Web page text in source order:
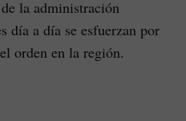
la administración
día a día se esfuerzan por
orden en la región.